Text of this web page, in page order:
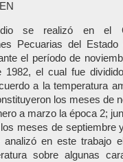
se realizó en el
Pecuarias del
el período de
1982, el cual fue
a la temperatura
los meses de
a marzo la época 2;
meses de septiembre
en este trabajo
sobre algunas